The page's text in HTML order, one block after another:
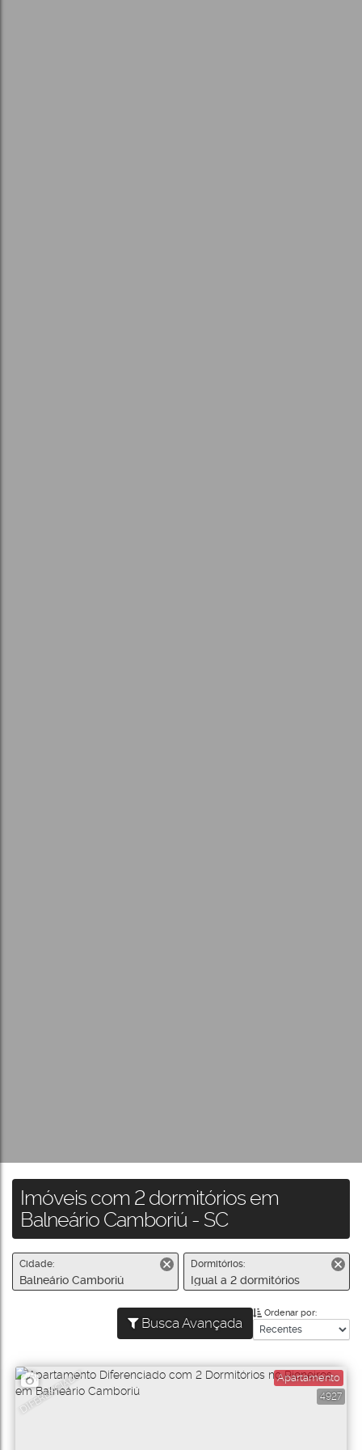
Imóveis com 2 dormitórios em
Balneário Camboriú - SC
Cidade:
Balneário Camboriú
Dormitórios:
Igual a 2 dormitórios
Busca Avançada
Ordenar por:
DIFERENCIADO 4927
Apartamento